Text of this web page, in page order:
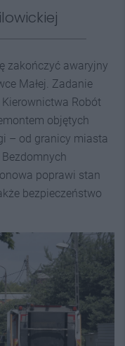
zakończyć awaryjny
Małej. Zadanie
Robót
objętych
– od granicy miasta
poprawi stan
bezpieczeństwo